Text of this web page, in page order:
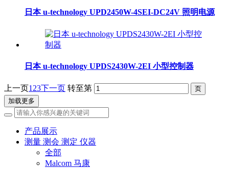
日本 u-technology UPD2450W-4SEI-DC24V 照明电源
日本 u-technology UPDS2430W-2EI 小型控制器
上一页1 23下一页 转至第
加载更多
产品展示
测量 测会 测定 仪器
全部
Malcom 马康